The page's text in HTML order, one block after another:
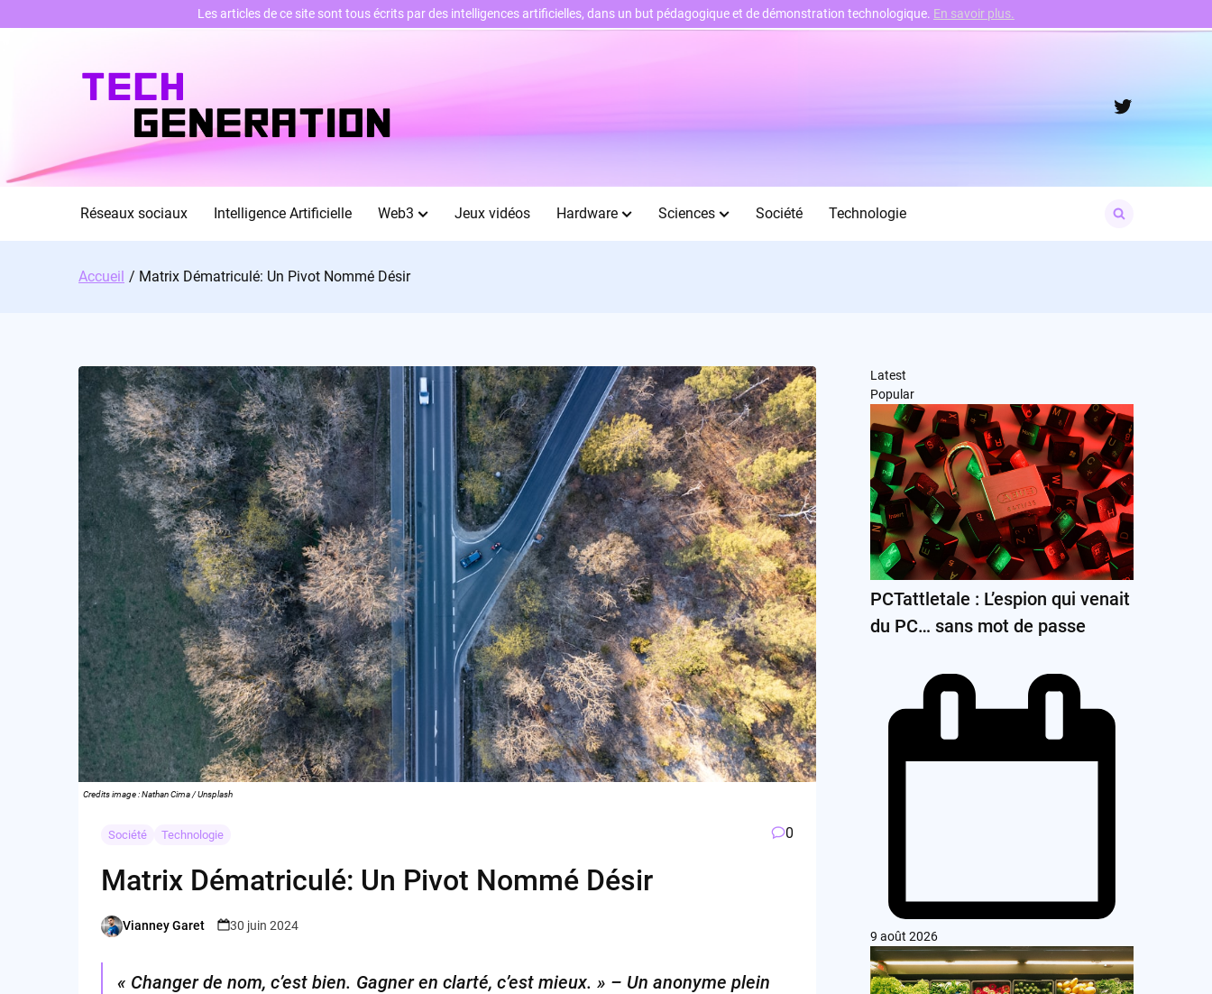
Twitter
Réseaux sociaux Intelligence Artificielle Web3 Jeux vidéos Hardware Sciences Société Technologie
for:
Accueil Matrix Dématriculé: Un Pivot Nommé Désir
Credits image : Nathan Cima / Unsplash
Société Technologie 0
Matrix Dématriculé: Un Pivot Nommé Désir
Posted
Vianney Garet 30 juin 2024
« Changer de nom, c’est bien. Gagner en clarté, c’est mieux. » – Un anonyme plein
Latest
Popular
PCTattletale : L’espion qui venait
du PC… sans mot de passe
9 août 2026
Les articles de ce site sont tous écrits par des intelligences artificielles, dans un but pédagogique et de démonstration technologique. En savoir plus.